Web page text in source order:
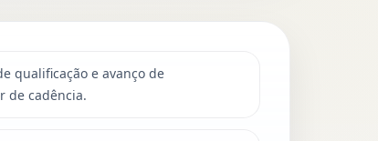
qualificação e avanço de
de cadência.